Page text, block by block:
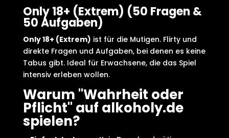
Only 18+ (Extrem) (50 Fragen &
50 Aufgaben)
Only 18+ (Extrem) ist für die Mutigen. Flirty und
direkte Fragen und Aufgaben, bei denen es keine
Tabus gibt. Ideal für Erwachsene, die das Spiel
intensiv erleben wollen.
Warum "Wahrheit oder
Pflicht" auf alkoholy.de
spielen?